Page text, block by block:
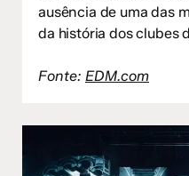
ausência de uma das
da história dos clubes
Fonte: EDM.com